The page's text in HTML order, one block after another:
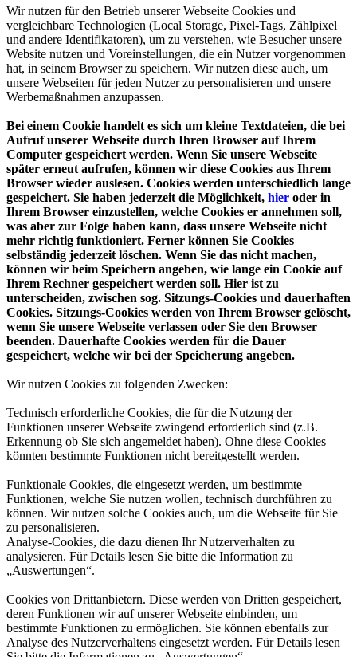
Wir nutzen für den Betrieb unserer Webseite Cookies und
vergleichbare Technologien (Local Storage, Pixel-Tags, Zählpixel
und andere Identifikatoren), um zu verstehen, wie Besucher unsere
Website nutzen und Voreinstellungen, die ein Nutzer vorgenommen
hat, in seinem Browser zu speichern. Wir nutzen diese auch, um
unsere Webseiten für jeden Nutzer zu personalisieren und unsere
Werbemaßnahmen anzupassen.
Bei einem Cookie handelt es sich um kleine Textdateien, die bei
Aufruf unserer Webseite durch Ihren Browser auf Ihrem
Computer gespeichert werden. Wenn Sie unsere Webseite
später erneut aufrufen, können wir diese Cookies aus Ihrem
Browser wieder auslesen. Cookies werden unterschiedlich lange
gespeichert. Sie haben jederzeit die Möglichkeit, hier oder in
Ihrem Browser einzustellen, welche Cookies er annehmen soll,
was aber zur Folge haben kann, dass unsere Webseite nicht
mehr richtig funktioniert. Ferner können Sie Cookies
selbständig jederzeit löschen. Wenn Sie das nicht machen,
können wir beim Speichern angeben, wie lange ein Cookie auf
Ihrem Rechner gespeichert werden soll. Hier ist zu
unterscheiden, zwischen sog. Sitzungs-Cookies und dauerhaften
Cookies. Sitzungs-Cookies werden von Ihrem Browser gelöscht,
wenn Sie unsere Webseite verlassen oder Sie den Browser
beenden. Dauerhafte Cookies werden für die Dauer
gespeichert, welche wir bei der Speicherung angeben.
Wir nutzen Cookies zu folgenden Zwecken:
Technisch erforderliche Cookies, die für die Nutzung der
Funktionen unserer Webseite zwingend erforderlich sind (z.B.
Erkennung ob Sie sich angemeldet haben). Ohne diese Cookies
könnten bestimmte Funktionen nicht bereitgestellt werden.
Funktionale Cookies, die eingesetzt werden, um bestimmte
Funktionen, welche Sie nutzen wollen, technisch durchführen zu
können. Wir nutzen solche Cookies auch, um die Webseite für Sie
zu personalisieren.
Analyse-Cookies, die dazu dienen Ihr Nutzerverhalten zu
analysieren. Für Details lesen Sie bitte die Information zu
„Auswertungen“.
Cookies von Drittanbietern. Diese werden von Dritten gespeichert,
deren Funktionen wir auf unserer Webseite einbinden, um
bestimmte Funktionen zu ermöglichen. Sie können ebenfalls zur
Analyse des Nutzerverhaltens eingesetzt werden. Für Details lesen